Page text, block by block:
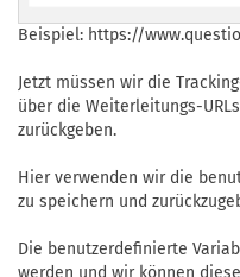
Beispiel: https://
Jetzt müssen wir die
über die Weiterleitungs-
zurückgeben.
Hier verwenden wir die
zu speichern und
Die benutzerdefinierte
werden und wir können